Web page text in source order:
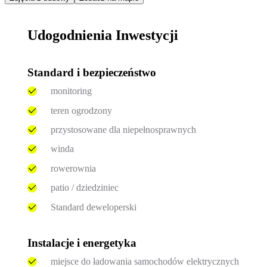
Udogodnienia Inwestycji
Standard i bezpieczeństwo
monitoring
teren ogrodzony
przystosowane dla niepełnosprawnych
winda
rowerownia
patio / dziedziniec
Standard deweloperski
Instalacje i energetyka
miejsce do ładowania samochodów elektrycznych